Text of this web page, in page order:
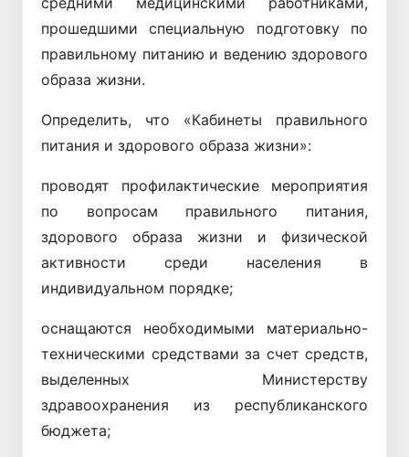
прошедшими специальную подготовку по
правильному питанию и ведению здорового
образа жизни.
Определить, что «Кабинеты правильного
питания и здорового образа жизни»:
проводят профилактические мероприятия
по вопросам правильного питания,
здорового образа жизни и физической
активности среди населения в
индивидуальном порядке;
оснащаются необходимыми материально-
техническими средствами за счет средств,
выделенных Министерству
здравоохранения из республиканского
бюджета;